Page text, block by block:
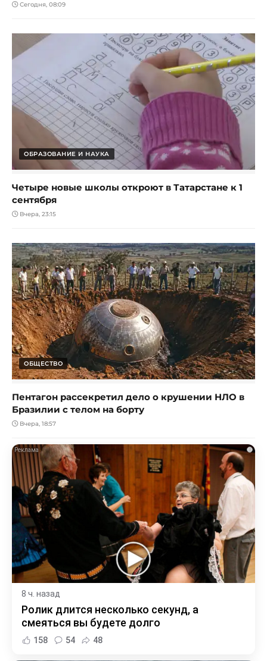
Сегодня, 08:09
ОБРАЗОВАНИЕ И НАУКА
Четыре новые школы откроют в Татарстане к 1
сентября
Вчера, 23:15
ОБЩЕСТВО
Пентагон рассекретил дело о крушении НЛО в
Бразилии с телом на борту
Вчера, 18:57
i
8 ч. назад
Ролик длится несколько секунд, а
смеяться вы будете долго
158 54 48